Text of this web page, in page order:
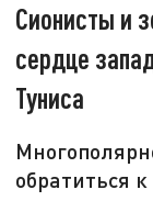
Сионисты и
сердце
Туниса
обратиться